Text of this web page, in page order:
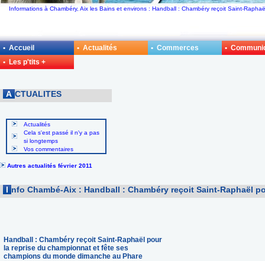
Informations à Chambéry, Aix les Bains et environs : Handball : Chambéry reçoit Saint-
A CTUALITES
Actualités
Cela s'est passé il n'y a pas
si longtemps
Vos commentaires
Autres actualités février 2011
I nfo Chambé-Aix : Handball : Chambéry reçoit Saint-Raphaël
Handball : Chambéry reçoit Saint-Raphaël pour
la reprise du championnat et fête ses
champions du monde dimanche au Phare
• Accueil • Actualités • Commerces
•
• Les p'tits +